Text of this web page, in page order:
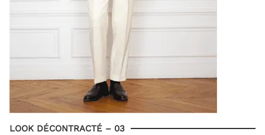
LOOK DÉCONTRACTÉ – 03